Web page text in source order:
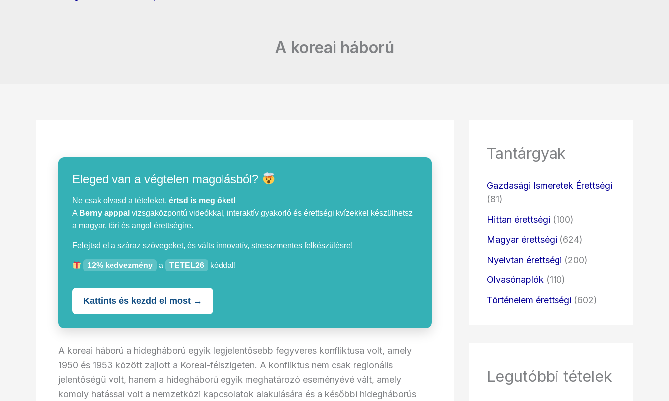
A koreai háború
Eleged van a végtelen magolásból?
Ne csak olvasd a tételeket, értsd is meg őket!
A Berny apppal vizsgaközpontú videókkal, interaktív gyakorló és érettségi kvízekkel készülhetsz
a magyar, töri és angol érettségire.
Felejtsd el a száraz szövegeket, és válts innovatív, stresszmentes felkészülésre!
12% kedvezmény a TETEL26 kóddal!
Kattints és kezdd el most →
A koreai háború a hidegháború egyik legjelentősebb fegyveres konfliktusa volt, amely
1950 és 1953 között zajlott a Koreai-félszigeten. A konfliktus nem csak regionális
jelentőségű volt, hanem a hidegháború egyik meghatározó eseményévé vált, amely
komoly hatással volt a nemzetközi kapcsolatok alakulására és a későbbi hidegháborús
Tantárgyak
Gazdasági Ismeretek Érettségi
(81)
Hittan érettségi (100)
Magyar érettségi (624)
Nyelvtan érettségi (200)
Olvasónaplók (110)
Történelem érettségi (602)
Legutóbbi tételek